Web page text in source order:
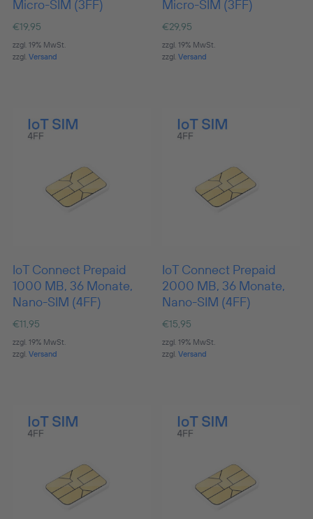
Micro-SIM (3FF)
€19,95
zzgl. 19% MwSt.
zzgl. Versand
Micro-SIM (3FF)
€29,95
zzgl. 19% MwSt.
zzgl.Versand
IoT Connect Prepaid
1000 MB, 36 Monate,
Nano-SIM (4FF)
€11,95
zzgl. 19% MwSt.
zzgl. Versand
IoT Connect Prepaid
2000 MB, 36 Monate,
Nano-SIM (4FF)
€15,95
zzgl. 19% MwSt.
zzgl.Versand